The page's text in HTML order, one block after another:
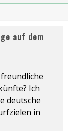
auf dem
Ich
deutsche
in